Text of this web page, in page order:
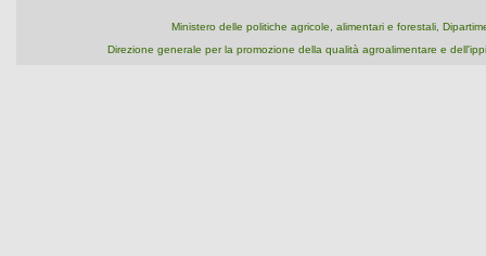
Ministero delle politiche agricole, alimentari e forestali,
Direzione generale per la promozione della qualità agroalimentare e